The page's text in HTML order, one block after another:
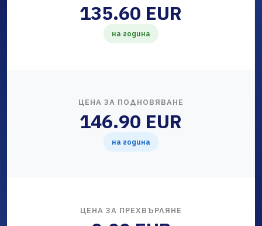
135.60 EUR
на година
ЦЕНА ЗА ПОДНОВЯВАНЕ
146.90 EUR
на година
ЦЕНА ЗА ПРЕХВЪРЛЯНЕ